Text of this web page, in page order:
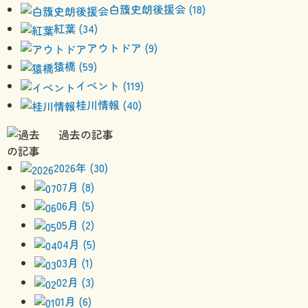
白籏史朗後援会 (18)
紅葉 (34)
アウトドア (9)
猿橋 (59)
イベント (119)
桂川情報 (40)
過去の記事
2026年 (30)
07月 (8)
06月 (5)
05月 (2)
04月 (5)
03月 (1)
02月 (3)
01月 (6)